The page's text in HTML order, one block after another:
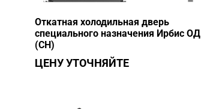
Откатная холодильная дверь
специального назначения Ирбис ОД
(СН)
ЦЕНУ УТОЧНЯЙТЕ